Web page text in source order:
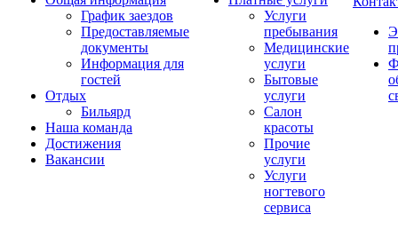
График заездов
Предоставляемые
документы
Информация для
гостей
Отдых
Бильярд
Наша команда
Достижения
Вакансии
Услуги
пребывания
Медицинские
услуги
Бытовые
услуги
Салон
красоты
Прочие
услуги
Услуги
ногтевого
сервиса